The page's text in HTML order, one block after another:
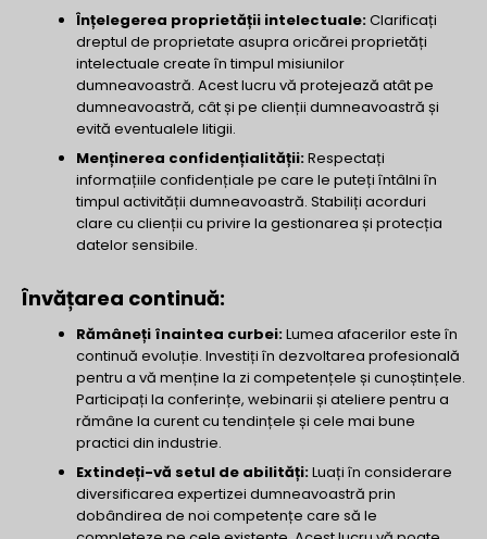
Înțelegerea proprietății intelectuale:Clarificați
dreptul de proprietate asupra oricărei proprietăți
intelectuale create în timpul misiunilor
dumneavoastră. Acest lucru vă protejează atât pe
dumneavoastră, cât și pe clienții dumneavoastră și
evită eventualele litigii.
Menținerea confidențialității:Respectați
informațiile confidențiale pe care le puteți întâlni în
timpul activității dumneavoastră. Stabiliți acorduri
clare cu clienții cu privire la gestionarea și protecția
datelor sensibile.
Învățarea continuă:
Rămâneți înaintea curbei:Lumea afacerilor este în
continuă evoluție. Investiți în dezvoltarea profesională
pentru a vă menține la zi competențele și cunoștințele.
Participați la conferințe, webinarii și ateliere pentru a
rămâne la curent cu tendințele și cele mai bune
practici din industrie.
Extindeți-vă setul de abilități:Luați în considerare
diversificarea expertizei dumneavoastră prin
dobândirea de noi competențe care să le